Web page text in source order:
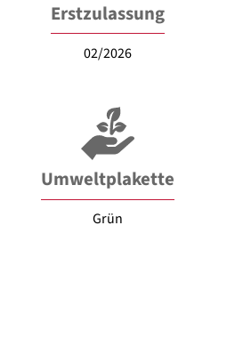
Erstzulassung
02/2026
Umweltplakette
Grün